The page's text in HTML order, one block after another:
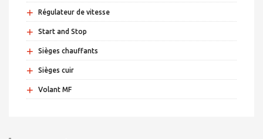
+ Régulateur de vitesse
+ Start and Stop
+ Sièges chauffants
+ Sièges cuir
+ Volant MF